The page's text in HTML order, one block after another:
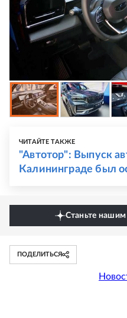
ЧИТАЙТЕ ТАКЖЕ
"Автотор": Выпуск
Калининграде был
Станьте
ПОДЕЛИТЬСЯ